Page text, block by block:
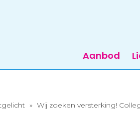
Aanbod
» Wij zoeken versterking!